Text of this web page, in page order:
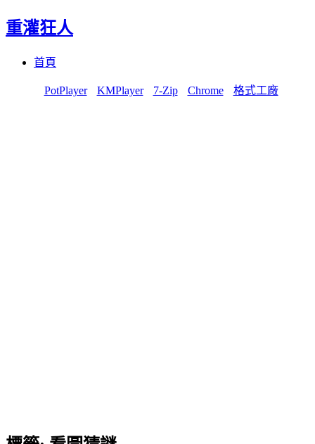
重灌狂人
首頁
PotPlayer KMPlayer 7-Zip Chrome 格式工廠